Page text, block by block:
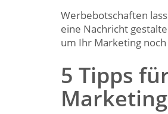
Werbebotschaften
eine Nachricht
um Ihr Marketing
5 Tipps